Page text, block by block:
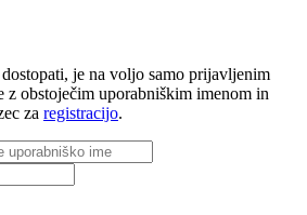
je na voljo samo prijavljenim
z obstoječim uporabniškim imenom in
za registracijo.